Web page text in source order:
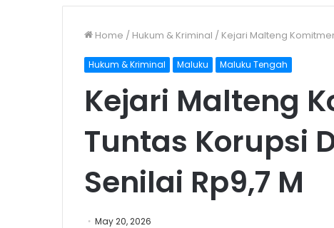
Home / Hukum & Kriminal / Kejari Malteng
Hukum & Kriminal Maluku Maluku Tengah
Kejari Malteng
Tuntas Korupsi
Senilai Rp9,7 M
May 20, 2026